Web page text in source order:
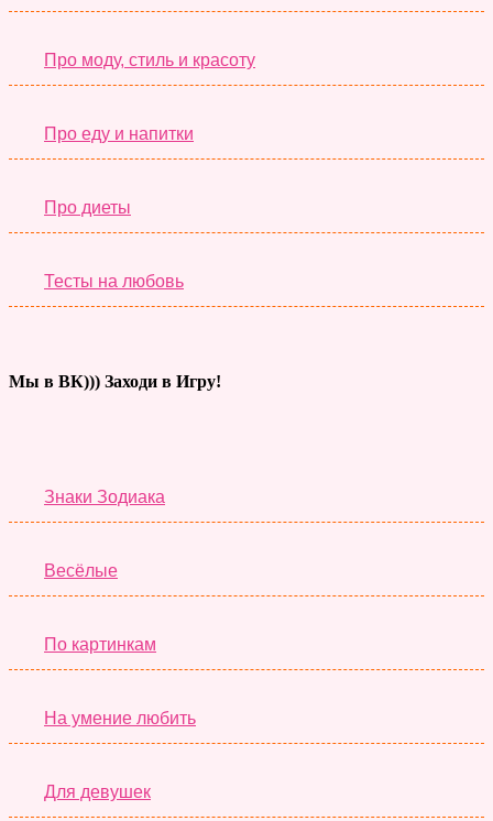
Про моду, стиль и красоту
Про еду и напитки
Про диеты
Тесты на любовь
Мы в ВК))) Заходи в Игру!
Знаки Зодиака
Весёлые
По картинкам
На умение любить
Для девушек